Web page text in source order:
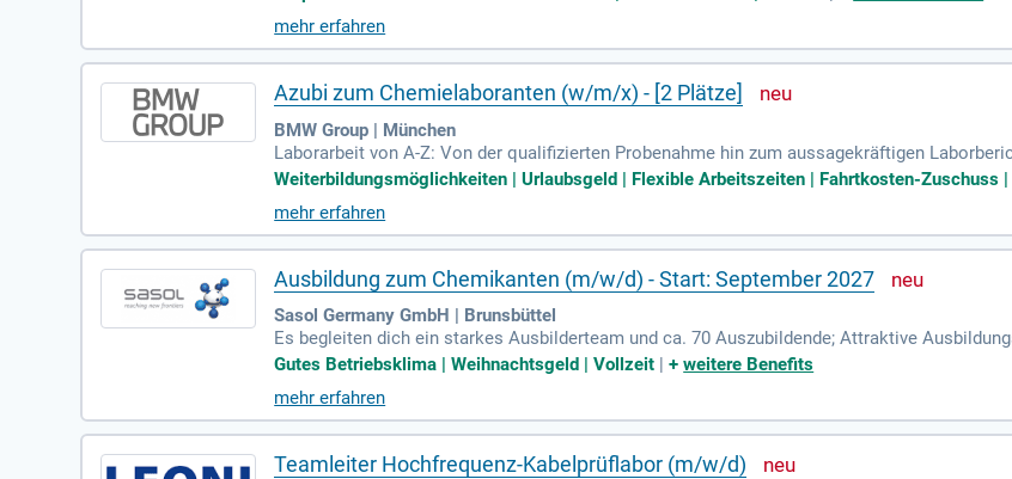
mehr erfahren
Azubi zum Chemielaboranten (w/m/x) - [2 Plätze]
BMW Group | München
Laborarbeit von A-Z: Von der qualifizierten Probenahme hin zum aussagekräftigen
ngen und selbstständiges Lösen von Herausforderungen.
Weiterbildungsmöglichkeiten | Urlaubsgeld | Flexible Arbeitszeiten | Fahrtkosten-Zuschuss
mehr erfahren
Ausbildung zum Chemikanten (m/w/d) - Start: September 2027
Sasol Germany GmbH | Brunsbüttel
Es begleiten dich ein starkes Ausbilderteam und ca. 70 Auszubildende; Attraktive
nachtsgeld; Prämie nach bestandener Abschlussprüfung; Altersvorsorge; 30 Tage Urlaub; 1
Gutes Betriebsklima | Weihnachtsgeld | Vollzeit |+weitere Benefits
mehr erfahren
Teamleiter Hochfrequenz-Kabelprüflabor (m/w/d)